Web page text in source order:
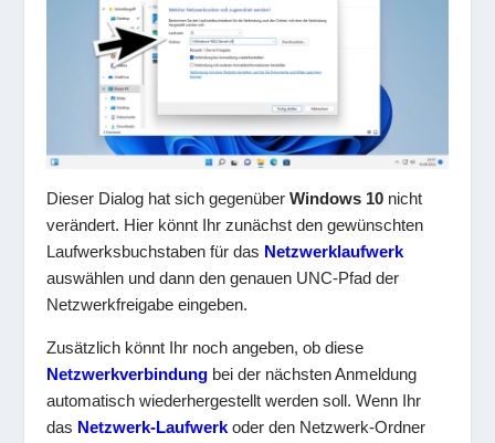
Dieser Dialog hat sich gegenüberWindows 10 nicht
verändert. Hier könnt Ihr zunächst den gewünschten
Laufwerksbuchstaben für das Netzwerklaufwerk
auswählen und dann den genauen UNC-Pfad der
Netzwerkfreigabe eingeben.
Zusätzlich könnt Ihr noch angeben, ob diese
Netzwerkverbindung bei der nächsten Anmeldung
automatisch wiederhergestellt werden soll. Wenn Ihr
das Netzwerk-Laufwerk oder den Netzwerk-Ordner